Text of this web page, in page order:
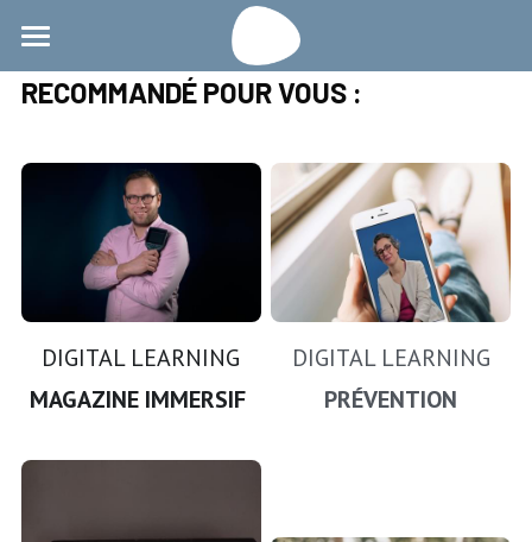
Accueil
Création interactive
Contact
RECOMMANDÉ POUR VOUS :
DIGITAL LEARNING
MAGAZINE IMMERSIF
DIGITAL LEARNING
PRÉVENTION